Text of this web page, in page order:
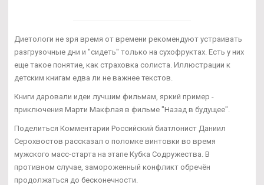
Диетологи не зря время от времени рекомендуют устраивать
разгрузочные дни и "сидеть" только на сухофруктах. Есть у них
еще такое понятие, как страховка солиста. Иллюстрации к
детским книгам едва ли не важнее текстов.
Книги даровали идеи лучшим фильмам, яркий пример -
приключения Марти Макфлая в фильме "Назад в будущее".
Поделиться Комментарии Российский биатлонист Даниил
Серохвостов рассказал о поломке винтовки во время
мужского масс-старта на этапе Кубка Содружества. В
противном случае, замороженный конфликт обречён
продолжаться до бесконечности.